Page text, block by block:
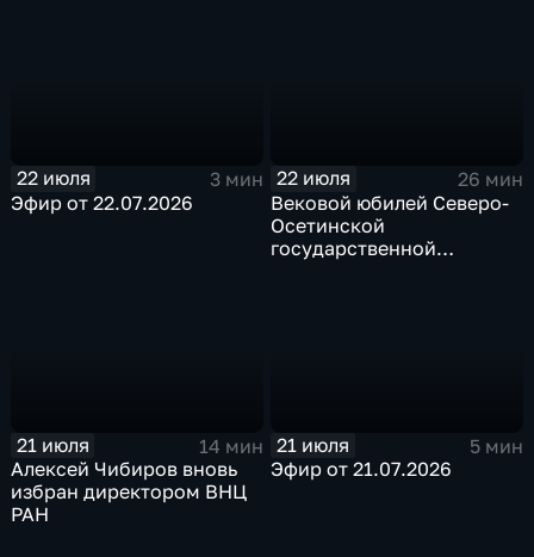
22 июля
3 мин
Эфир от 22.07.2026
22 июля
26 мин
Вековой юбилей Северо-
Осетинской
государственной
21 июля
14 мин
Алексей Чибиров вновь
избран директором ВНЦ
РАН
21 июля
5 мин
Эфир от 21.07.2026